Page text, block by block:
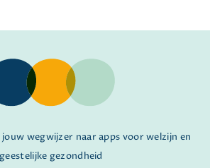
jouw wegwijzer naar apps voor welzijn en
geestelijke gezondheid